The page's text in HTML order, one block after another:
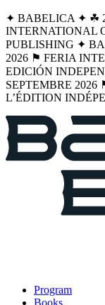
✦ BABELICA ✦ ☘︎
INTERNATIONAL
PUBLISHING ✦
2026 ⚑ FERIA
EDICIÓN
SEPTEMBRE
L’ÉDITION
Program
Books